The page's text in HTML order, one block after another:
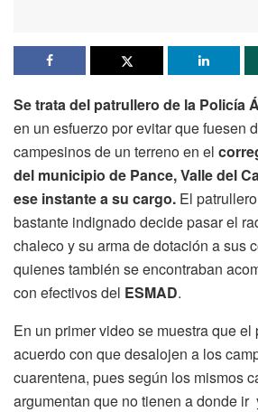
Se trata del patrullero de la Policía
en un esfuerzo por evitar que fuesen
campesinos de un terreno en el
del municipio de Pance, Valle del
ese instante a su cargo. El
bastante indignado decide pasar el
chaleco y su arma de dotación a sus
quienes también se encontraban
con efectivos del ESMAD.
En un primer video se muestra que
acuerdo con que desalojen a los
cuarentena, pues según los mismos
argumentan que no tienen a donde